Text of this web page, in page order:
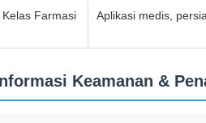
Kelas Farmasi Aplikasi medis,
Keamanan &